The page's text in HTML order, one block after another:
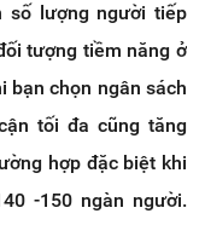
số lượng người tiếp
tượng tiềm năng ở
bạn chọn ngân sách
tối đa cũng tăng
hợp đặc biệt khi
-150 ngàn người.